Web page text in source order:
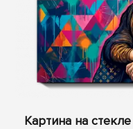
Картина на